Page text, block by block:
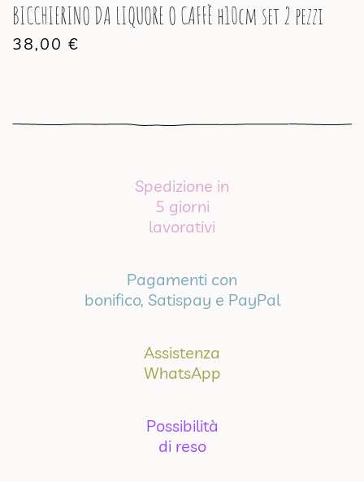
BICCHIERINO DA LIQUORE O CAFFÈ h10cm set 2 pezzi
38,00 €
Spedizione in
5 giorni
lavorativi
Pagamenti con
bonifico, Satispay e PayPal
Assistenza
WhatsApp
Possibilità
di reso